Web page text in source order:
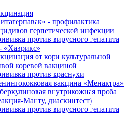
- профилактика
герпетической инфекции
против вирусного гепатита
«Хаврикс»
от кори культуральной
коревой вакциной
против краснухи
вакцина «Менактра»
внутрикожная проба
Манту, диаскинтест)
против вирусного гепатита